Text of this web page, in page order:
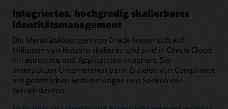
Integriertes, hochgradig skalierbares
Identitätsmanagement
Die Identitätslösungen von Oracle lassen sich auf
Millionen von Nutzern skalieren und sind in Oracle Cloud
Infrastructure und Applications integriert. Sie
unterstützen Unternehmen beim Erzielen von Compliance
mit gesetzlichen Bestimmungen und Senken der
Betriebskosten.